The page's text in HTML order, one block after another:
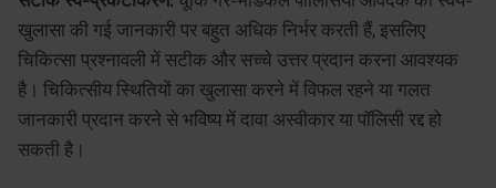
खुलासा की गई जानकारी पर बहुत अधिक निर्भर करती हैं, इसलिए
चिकित्सा प्रश्नावली में सटीक और सच्चे उत्तर प्रदान करना आवश्यक
है। चिकित्सीय स्थितियों का खुलासा करने में विफल रहने या गलत
जानकारी प्रदान करने से भविष्य में दावा अस्वीकार या पॉलिसी रद्द हो
सकती है।